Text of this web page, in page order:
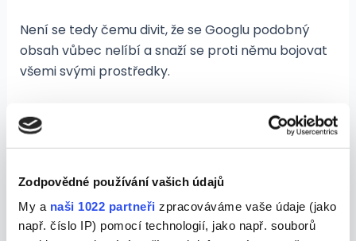
Zodpovědné používání vašich údajů
My a naši 1022 partneři zpracováváme vaše údaje (jako
např. číslo IP) pomocí technologií, jako např. souborů
Není se tedy čemu divit, že se Googlu podobný
obsah vůbec nelíbí a snaží se proti němu bojovat
všemi svými prostředky.
Jaká bude budoucnost
textů psaných umělou
inteligencí?
Každá mince má dvě strany. Stejně tak
budoucnost textů psaných pomocí umělé